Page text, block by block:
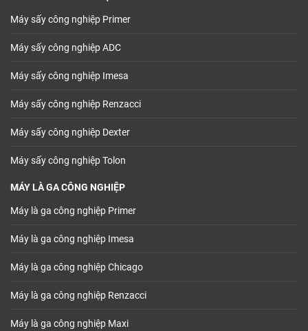
Máy sấy công nghiệp Primer
Máy sấy công nghiệp ADC
Máy sấy công nghiệp Imesa
Máy sấy công nghiệp Renzacci
Máy sấy công nghiệp Dexter
Máy sấy công nghiệp Tolon
MÁY LÀ GA CÔNG NGHIỆP
Máy là ga công nghiệp Primer
Máy là ga công nghiệp Imesa
Máy là ga công nghiệp Chicago
Máy là ga công nghiệp Renzacci
Máy là ga công nghiệp Maxi